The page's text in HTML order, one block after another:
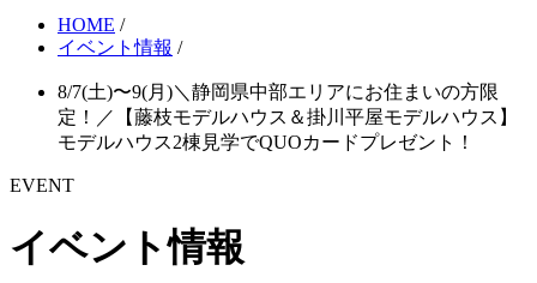
HOME /
イベント情報 /
8/7(土)〜9(月)＼静岡県中部エリアにお住まいの方限
定！／【藤枝モデルハウス＆掛川平屋モデルハウス】
モデルハウス2棟見学でQUOカードプレゼント！
EVENT
イベント情報